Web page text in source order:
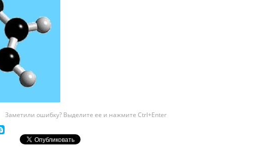
Заметили ошибку? Выделите ее и нажмите Ctrl+Enter